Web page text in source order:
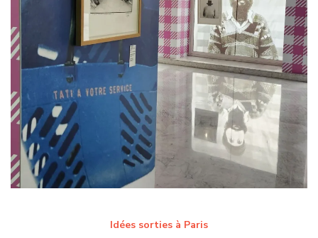
Idées sorties à Paris